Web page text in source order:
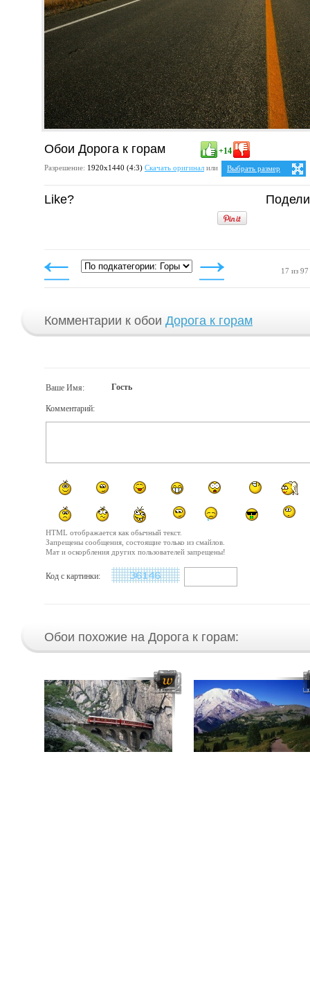
Обои Дорога к горам +14
Разрешение: 1920х1440 (4:3) Скачать оригиналили
Выбрать размер
Ваше разрешение:Не
1280x1024
1600x1280
1920x1536
Like?
17 из 97
Комментарии к обои Дорога к горам
Ваше Имя: Гость
Комментарий:
HTML отображается как обычный текст.
Запрещены сообщения, состоящие только из смайлов.
Мат и оскорбления других пользователей запрещены!
Код с картинки:
Обои похожие на Дорога к горам: